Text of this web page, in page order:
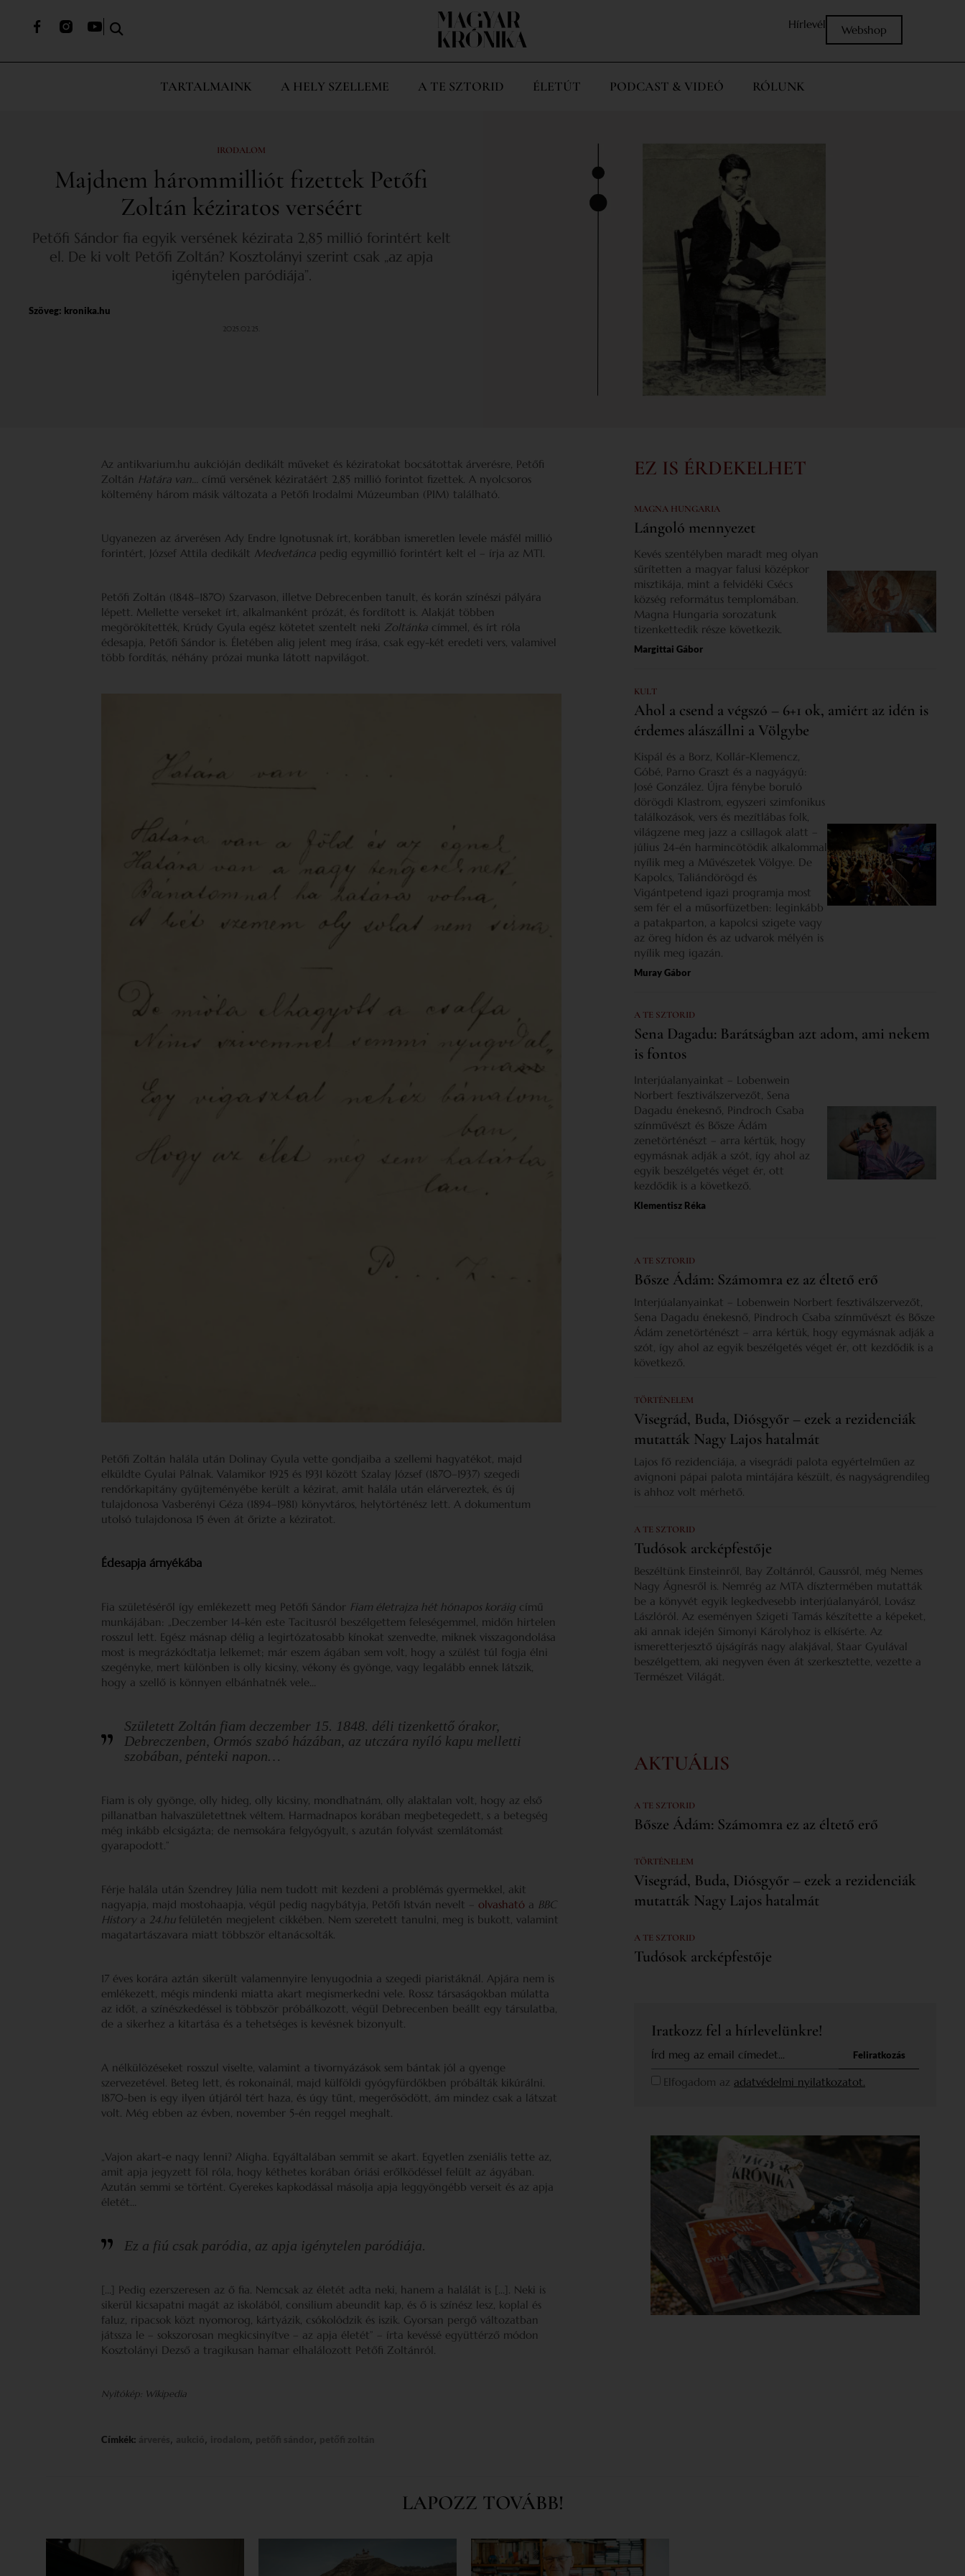
Hírlevél Webshop
TARTALMAINK A HELY SZELLEME A TE SZTORID ÉLETÚT PODCAST & VIDEÓ RÓLUNK
IRODALOM
Majdnem hárommilliót fizettek Petőfi
Zoltán kéziratos verséért
Petőfi Sándor fia egyik versének kézirata 2,85 millió forintért kelt
el. De ki volt Petőfi Zoltán? Kosztolányi szerint csak „az apja
igénytelen paródiája”.
Szöveg: kronika.hu
2025.02.25.
Az antikvarium.hu aukcióján dedikált műveket és kéziratokat bocsátottak árverésre, Petőfi
Zoltán Határa van… című versének kéziratáért 2,85 millió forintot fizettek. A nyolcsoros
költemény három másik változata a Petőfi Irodalmi Múzeumban (PIM) található.
Ugyanezen az árverésen Ady Endre Ignotusnak írt, korábban ismeretlen levele másfél millió
forintért, József Attila dedikált Medvetánca pedig egymillió forintért kelt el – írja az MTI.
Petőfi Zoltán (1848–1870) Szarvason, illetve Debrecenben tanult, és korán színészi pályára
lépett. Mellette verseket írt, alkalmanként prózát, és fordított is. Alakját többen
megörökítették, Krúdy Gyula egész kötetet szentelt neki Zoltánka címmel, és írt róla
édesapja, Petőfi Sándor is. Életében alig jelent meg írása, csak egy-két eredeti vers, valamivel
több fordítás, néhány prózai munka látott napvilágot.
Petőfi Zoltán halála után Dolinay Gyula vette gondjaiba a szellemi hagyatékot, majd
elküldte Gyulai Pálnak. Valamikor 1925 és 1931 között Szalay József (1870–1937) szegedi
rendőrkapitány gyűjteményébe került a kézirat, amit halála után elárvereztek, és új
tulajdonosa Vasberényi Géza (1894–1981) könyvtáros, helytörténész lett. A dokumentum
utolsó tulajdonosa 15 éven át őrizte a kéziratot.
Édesapja árnyékába
Fia születéséről így emlékezett meg Petőfi Sándor Fiam életrajza hét hónapos koráig című
munkájában: „Deczember 14-kén este Tacitusról beszélgettem feleségemmel, midőn hirtelen
rosszul lett. Egész másnap délig a legirtózatosabb kínokat szenvedte, miknek visszagondolása
most is megrázkódtatja lelkemet; már eszem ágában sem volt, hogy a szülést túl fogja élni
szegényke, mert különben is olly kicsiny, vékony és gyönge, vagy legalább ennek látszik,
hogy a szellő is könnyen elbánhatnék vele…
Született Zoltán fiam deczember 15. 1848. déli tizenkettő órakor,
Debreczenben, Ormós szabó házában, az utczára nyíló kapu melletti
szobában, pénteki napon…
Fiam is oly gyönge, olly hideg, olly kicsiny, mondhatnám, olly alaktalan volt, hogy az első
pillanatban halvaszületettnek véltem. Harmadnapos korában megbetegedett, s a betegség
még inkább elcsigázta; de nemsokára felgyógyult, s azután folyvást szemlátomást
gyarapodott.”
Férje halála után Szendrey Júlia nem tudott mit kezdeni a problémás gyermekkel, akit
nagyapja, majd mostohaapja, végül pedig nagybátyja, Petőfi István nevelt – olvasható a BBC
Historya 24.hu felületén megjelent cikkében. Nem szeretett tanulni, meg is bukott, valamint
magatartászavara miatt többször eltanácsolták.
17 éves korára aztán sikerült valamennyire lenyugodnia a szegedi piaristáknál. Apjára nem is
emlékezett, mégis mindenki miatta akart megismerkedni vele. Rossz társaságokban múlatta
az időt, a színészkedéssel is többször próbálkozott, végül Debrecenben beállt egy társulatba,
de a sikerhez a kitartása és a tehetséges is kevésnek bizonyult.
A nélkülözéseket rosszul viselte, valamint a tivornyázások sem bántak jól a gyenge
szervezetével. Beteg lett, és rokonainál, majd külföldi gyógyfürdőkben próbálták kikúrálni.
1870-ben is egy ilyen útjáról tért haza, és úgy tűnt, megerősödött, ám mindez csak a látszat
volt. Még ebben az évben, november 5-én reggel meghalt.
„Vajon akart-e nagy lenni? Aligha. Egyáltalában semmit se akart. Egyetlen zseniális tette az,
amit apja jegyzett föl róla, hogy kéthetes korában óriási erőlködéssel felült az ágyában.
Azután semmi se történt. Gyerekes kapkodással másolja apja leggyöngébb verseit és az apja
életét…
Ez a fiú csak paródia, az apja igénytelen paródiája.
[…] Pedig ezerszeresen az ő fia. Nemcsak az életét adta neki, hanem a halálát is […]. Neki is
sikerül kicsapatni magát az iskolából, consilium abeundit kap, és ő is színész lesz, koplal és
faluz, ripacsok közt nyomorog, kártyázik, csókolódzik és iszik. Gyorsan pergő változatban
játssza le – sokszorosan megkicsinyítve – az apja életét” – írta kevéssé együttérző módon
Kosztolányi Dezső a tragikusan hamar elhalálozott Petőfi Zoltánról.
Nyitókép: Wikipedia
Címkék: , , , ,
EZ IS ÉRDEKELHET
MAGNA HUNGARIA
Lángoló mennyezet
Kevés szentélyben maradt meg olyan
sűrítetten a magyar falusi középkor
misztikája, mint a felvidéki Csécs
község református templomában.
Magna Hungaria sorozatunk
tizenkettedik része következik.
Margittai Gábor
KULT
Ahol a csend a végszó – 6+1 ok, amiért az idén is
érdemes alászállni a Völgybe
Kispál és a Borz, Kollár-Klemencz,
Góbé, Parno Graszt és a nagyágyú:
José González. Újra fénybe boruló
dörögdi Klastrom, egyszeri szimfonikus
találkozások, vers és mezítlábas folk,
világzene meg jazz a csillagok alatt –
július 24-én harmincötödik alkalommal
nyílik meg a Művészetek Völgye. De
Kapolcs, Taliándörögd és
Vigántpetend igazi programja most
sem fér el a műsorfüzetben: leginkább
a patakparton, a kapolcsi szigete vagy
az öreg hídon és az udvarok mélyén is
nyílik meg igazán.
Muray Gábor
A TE SZTORID
Sena Dagadu: Barátságban azt adom, ami nekem
is fontos
Interjúalanyainkat – Lobenwein
Norbert fesztiválszervezőt, Sena
Dagadu énekesnő, Pindroch Csaba
színművészt és Bősze Ádám
zenetörténészt – arra kértük, hogy
egymásnak adják a szót, így ahol az
egyik beszélgetés véget ér, ott
kezdődik is a következő.
Klementisz Réka
A TE SZTORID
Bősze Ádám: Számomra ez az éltető erő
Interjúalanyainkat – Lobenwein Norbert fesztiválszervezőt,
Sena Dagadu énekesnő, Pindroch Csaba színművészt és Bősze
Ádám zenetörténészt – arra kértük, hogy egymásnak adják a
szót, így ahol az egyik beszélgetés véget ér, ott kezdődik is a
következő.
TÖRTÉNELEM
Visegrád, Buda, Diósgyőr – ezek a rezidenciák
mutatták Nagy Lajos hatalmát
Lajos fő rezidenciája, a visegrádi palota egyértelműen az
avignoni pápai palota mintájára készült, és nagyságrendileg
is ahhoz volt mérhető.
A TE SZTORID
Tudósok arcképfestője
Beszéltünk Einsteinről, Bay Zoltánról, Gaussról, még Nemes
Nagy Ágnesről is. Nemrég az MTA dísztermében mutatták
be a könyvét egyik legkedvesebb interjúalanyáról, Lovász
Lászlóról. Az eseményen Szigeti Tamás készítette a képeket,
aki annak idején Simonyi Károlyhoz is elkísérte. Az
ismeretterjesztő újságírás nagy alakjával, Staar Gyulával
beszélgettem, aki negyven éven át szerkesztette, vezette a
Természet Világát.
AKTUÁLIS
A TE SZTORID
Bősze Ádám: Számomra ez az éltető erő
TÖRTÉNELEM
Visegrád, Buda, Diósgyőr – ezek a rezidenciák
mutatták Nagy Lajos hatalmát
A TE SZTORID
Tudósok arcképfestője
Iratkozz fel a hírlevelünkre!
Elfogadom az adatvédelmi nyilatkozatot.
Feliratkozás
LAPOZZ TOVÁBB!